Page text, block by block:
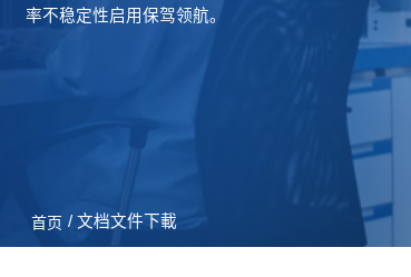
率不稳定性启用保驾领航。
首页 / 文档文件下載